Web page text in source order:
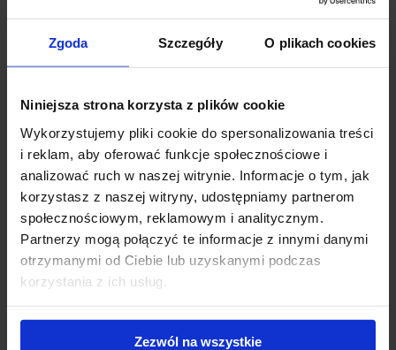
Zgoda Szczegóły O plikach cookies
Niniejsza strona korzysta z plików cookie
Wykorzystujemy pliki cookie do spersonalizowania treści
i reklam, aby oferować funkcje społecznościowe i
analizować ruch w naszej witrynie. Informacje o tym, jak
korzystasz z naszej witryny, udostępniamy partnerom
społecznościowym, reklamowym i analitycznym.
Partnerzy mogą połączyć te informacje z innymi danymi
otrzymanymi od Ciebie lub uzyskanymi podczas
korzystania z ich usług.
Zezwól na wszystkie
bezpłatne, ogólnodostępne prace rekreacyjne, w których skład
będą wchodzić m.in. boisko do siatkówki plażowej i koszykówki,
restauracje, przestrzeń parkowa oraz fontanna.
Powiązane newsy
Zielony Royal Wilanów(13 lipca 2016)
Nowe biuro Lindt & Sprüngli(10 czerwca 2015)
Nowy najemca w Royal Wilanów(30 stycznia 2015)
Royal Wilanów w budowie(13 marca 2014)
Royal Wilanów ma pozwolenie na budowę